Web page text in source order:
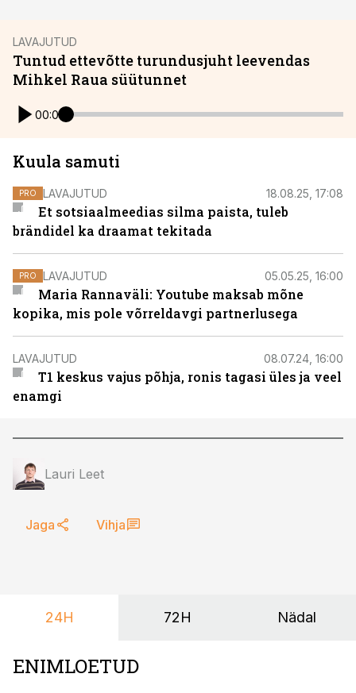
LAVAJUTUD
Tuntud ettevõtte turundusjuht leevendas
Mihkel Raua süütunnet
00:00
Kuula samuti
PRO LAVAJUTUD 18.08.25, 17:08
Et sotsiaalmeedias silma paista, tuleb
brändidel ka draamat tekitada
PRO LAVAJUTUD 05.05.25, 16:00
Maria Rannaväli: Youtube maksab mõne
kopika, mis pole võrreldavgi partnerlusega
LAVAJUTUD 08.07.24, 16:00
T1 keskus vajus põhja, ronis tagasi üles ja veel
enamgi
Lauri Leet
Jaga Vihja
24H 72H Nädal
ENIMLOETUD